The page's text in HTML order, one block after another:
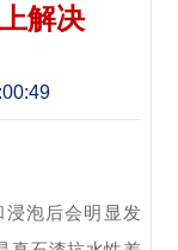
解决
泡后会明显发